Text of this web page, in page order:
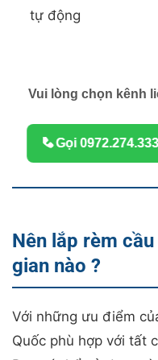
tự động
Vui lòng chọn kênh
Gọi 0972.274.333
Nên lắp rèm
gian nào ?
Với những ưu điểm
Quốc phù hợp với tất